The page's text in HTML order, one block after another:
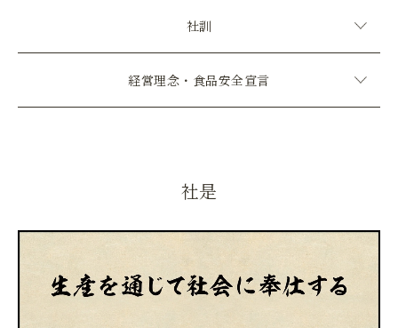
社訓
経営理念・食品安全宣言
社是